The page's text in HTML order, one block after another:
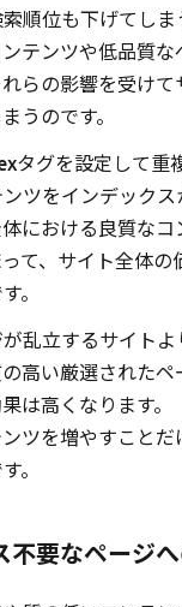
順位も下げてしま
テンツや低品質な
らの影響を受けて
うのです。
タグを設定して重
ツをインデックス
における良質な
て、サイト全体の
。
乱立するサイト
高い厳選されたペ
は高くなります。
ツを増やすことだ
。
不要なページ